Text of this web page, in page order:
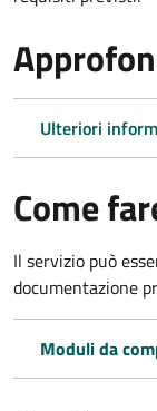
Ulteriori
Come
Il servizio può
documentazione
Moduli da